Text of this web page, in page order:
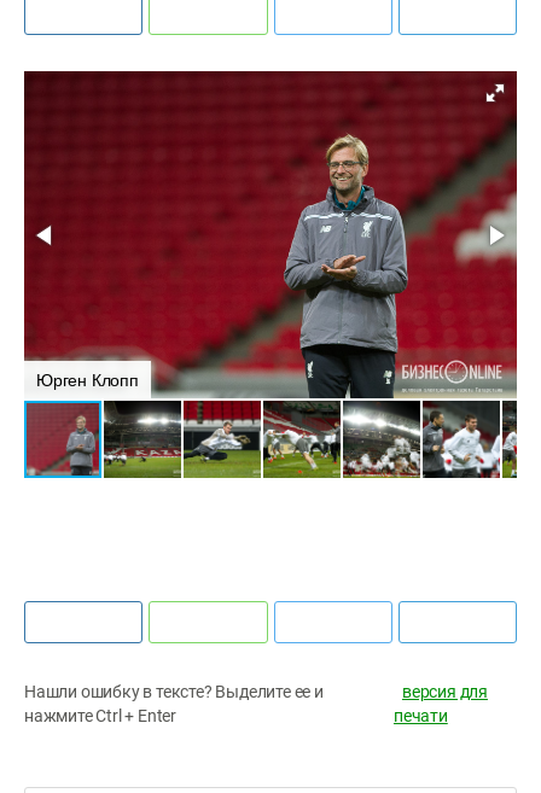
Юрген Клопп
Нашли ошибку в тексте? Выделите ее и
нажмите Ctrl + Enter
версия для
печати